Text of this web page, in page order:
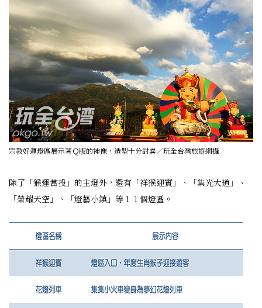
宗教好運燈區展示著Ｑ版的神像，造型十分討喜／玩全台灣旅遊網攝
除了「猴運當投」的主燈外，還有「祥猴迎賓」、「集光大道」、
「榮耀天空」、「燈藝小鎮」等１１個燈區。